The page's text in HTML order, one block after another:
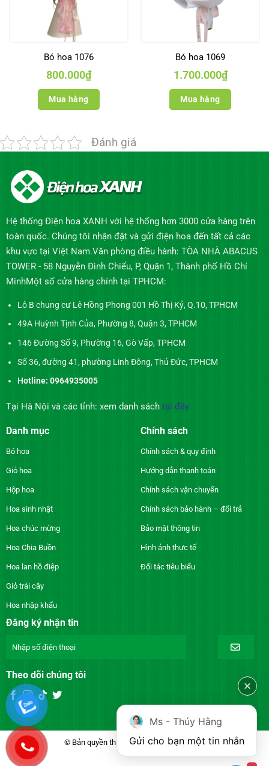
Bó hoa 1076
800.000₫
Mua hàng
Bó hoa 1069
1.700.000₫
Mua hàng
Đánh giá
Hệ thống Điện hoa XANH với hệ thống hơn 3000 cửa hàng trên
toàn quốc. Chúng tôi nhận đặt và gửi điện hoa đến tất cả các
khu vực tại Việt Nam.Văn phòng điều hành: TÒA NHÀ ABACUS
TOWER - 58 Nguyễn Đình Chiểu, P, Quận 1, Thành phố Hồ Chí
MinhMột số cửa hàng chính tại TPHCM:
Lô B chung cư Lê Hồng Phong 001 Hồ Thị Kỷ, Q.10, TPHCM
49A Huỳnh Tịnh Của, Phường 8, Quận 3, TPHCM
146 Đường Số 9, Phường 16, Gò Vấp, TPHCM
Số 36, đường 41, phường Linh Đông, Thủ Đức, TPHCM
Hotline: 0964935005
Tại Hà Nội và các tỉnh: xem danh sách tại đây
Danh mục
Bó hoa
Giỏ hoa
Hộp hoa
Hoa sinh nhật
Hoa chúc mừng
Hoa Chia Buồn
Hoa lan hồ điệp
Giỏ trái cây
Hoa nhập khẩu
Chính sách
Chính sách & quy định
Hướng dẫn thanh toán
Chính sách vận chuyển
Chính sách bảo hành – đổi trả
Bảo mật thông tin
Hình ảnh thực tế
Đối tác tiêu biểu
Đăng ký nhận tin
Theo dõi chúng tôi
© Bản quyền thuộc về DienhoaXANH.com
Ms - Thúy Hằng
Gửi cho bạn một tin nhắn